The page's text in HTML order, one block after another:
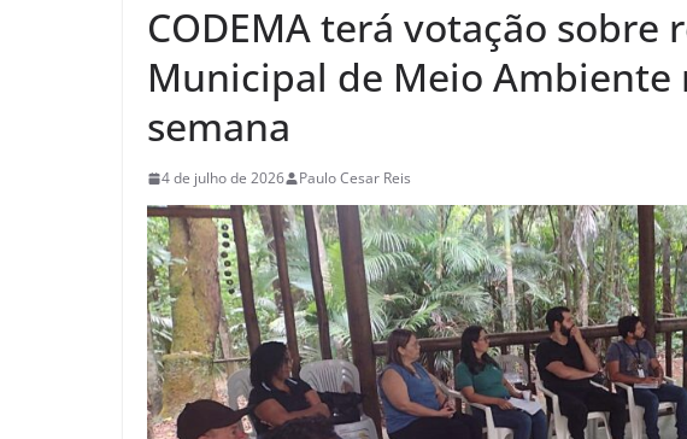
CODEMA terá votação sobre
Municipal de Meio Ambiente
semana
4 de julho de 2026 Paulo Cesar Reis